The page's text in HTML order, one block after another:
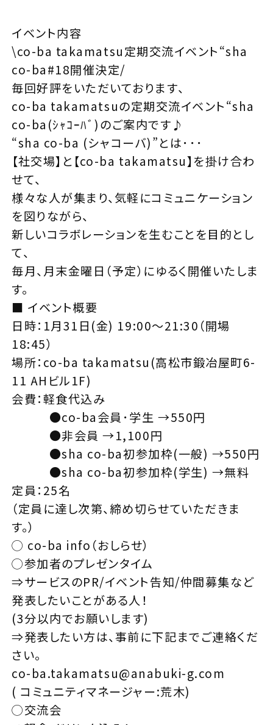
イベント内容
\co-ba takamatsu定期交流イベント“sha
co-ba#18開催決定/
毎回好評をいただいております、
co-ba takamatsuの定期交流イベント“sha
co-ba(ｼｬｺｰﾊﾞ)のご案内です♪
“sha co-ba (シャコーバ)”とは･･･
【社交場】と【co-ba takamatsu】を掛け合わ
せて、
様々な人が集まり、気軽にコミュニケーション
を図りながら、
新しいコラボレーションを生むことを目的とし
て、
毎月、月末金曜日（予定）にゆるく開催いたしま
す。
■ イベント概要
日時：1月31日(金) 19:00～21:30（開場
18:45）
場所：co-ba takamatsu(高松市鍛冶屋町6-
11 AHビル1F)
会費：軽食代込み
●co-ba会員･学生 →550円
●非会員 →1,100円
●sha co-ba初参加枠(一般) →550円
●sha co-ba初参加枠(学生) →無料
定員：25名
（定員に達し次第、締め切らせていただきま
す。）
◯ co-ba info（おしらせ）
◯参加者のプレゼンタイム
⇒サービスのPR/イベント告知/仲間募集など
発表したいことがある人！
(3分以内でお願いします)
⇒発表したい方は、事前に下記までご連絡くだ
さい。
co-ba.takamatsu@anabuki-g.com
( コミュニティマネージャー:荒木)
◯交流会